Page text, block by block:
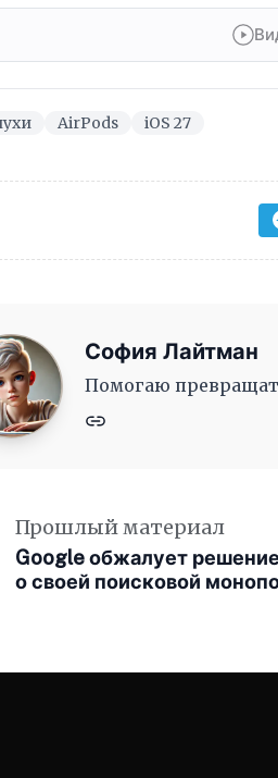
AirPods iOS 27
София Лайтман
Помогаю
Прошлый материал
Google обжалует
о своей поисковой